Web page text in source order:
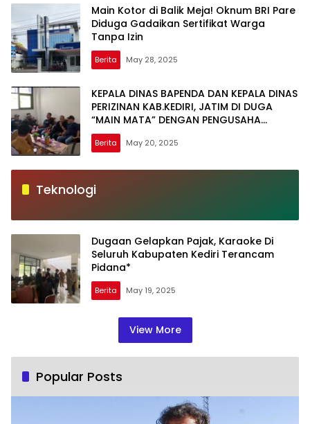
Main Kotor di Balik Meja! Oknum BRI Pare
Diduga Gadaikan Sertifikat Warga
Tanpa Izin
Berita May 28, 2025
KEPALA DINAS BAPENDA DAN KEPALA DINAS
PERIZINAN KAB.KEDIRI, JATIM DI DUGA
“MAIN MATA” DENGAN PENGUSAHA
KARAOKE
Berita May 20, 2025
Teknologi
Dugaan Gelapkan Pajak, Karaoke Di
Seluruh Kabupaten Kediri Terancam
Pidana*
Berita May 19, 2025
View More
Popular Posts